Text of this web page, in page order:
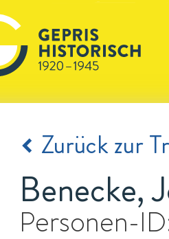
Zurück zur
Benecke,
Personen-